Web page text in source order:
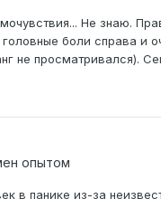
Не знаю.
боли справа и
не просматривался).
опытом
в панике из-за